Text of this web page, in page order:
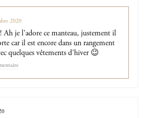
2020
je l’adore ce manteau, justement il
car il est encore dans un rangement
quelques vêtements d’hiver 😉